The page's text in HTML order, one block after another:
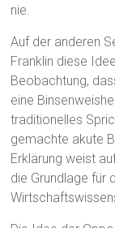
nie.
Auf der anderen
Franklin diese
Beobachtung,
eine
traditionelles
gemachte akute
Erklärung weist
die Grundlage für